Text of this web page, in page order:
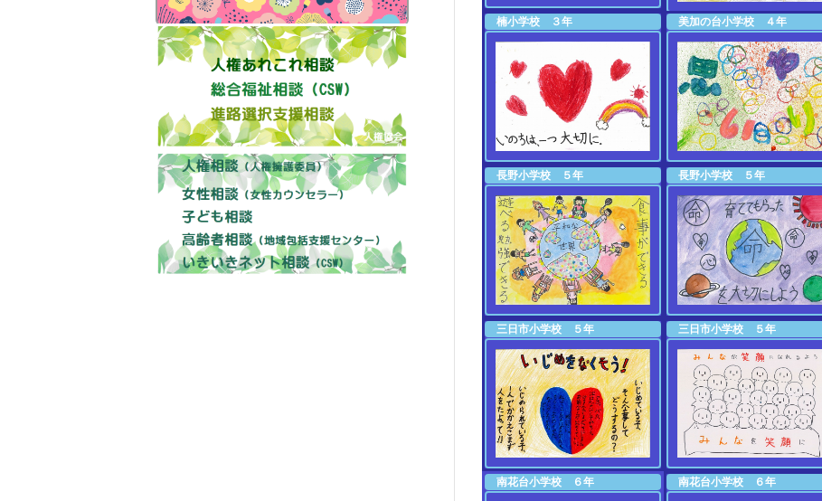
楠小学校 ３年 美加の台小学校 ４年
長野小学校 ５年 長野小学校 ５年
三日市小学校 ５年 三日市小学校 ５年
南花台小学校 ６年 南花台小学校 ６年